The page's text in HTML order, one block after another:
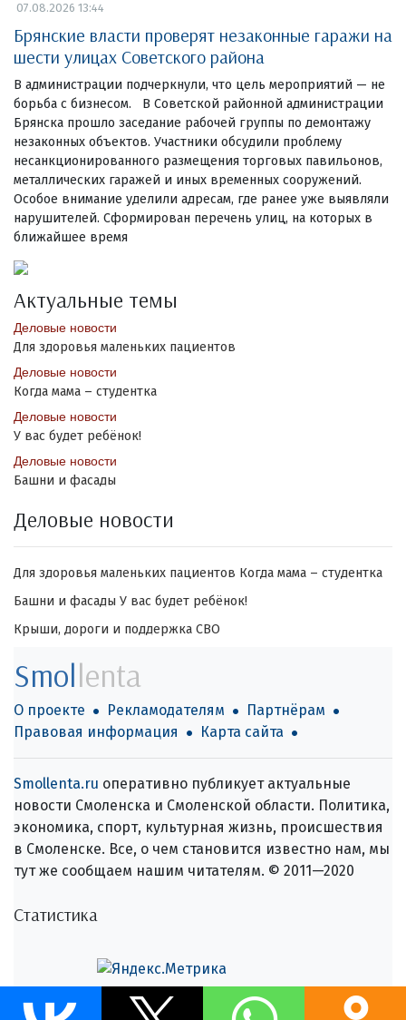
07.08.2026 13:44
Брянские власти проверят незаконные гаражи на
шести улицах Советского района
В администрации подчеркнули, что цель мероприятий — не
борьба с бизнесом. В Советской районной администрации
Брянска прошло заседание рабочей группы по демонтажу
незаконных объектов. Участники обсудили проблему
несанкционированного размещения торговых павильонов,
металлических гаражей и иных временных сооружений.
Особое внимание уделили адресам, где ранее уже выявляли
нарушителей. Сформирован перечень улиц, на которых в
ближайшее время
Актуальные темы
Деловые новости
Для здоровья маленьких пациентов
Деловые новости
Когда мама – студентка
Деловые новости
У вас будет ребёнок!
Деловые новости
Башни и фасады
Деловые новости
Для здоровья маленьких пациентов Когда мама – студентка
Башни и фасады У вас будет ребёнок!
Крыши, дороги и поддержка СВО
Smollenta
О проекте Рекламодателям
Партнёрам
Правовая информация
Карта сайта
Smollenta.ru оперативно публикует актуальные
новости Смоленска и Смоленской области. Политика,
экономика, спорт, культурная жизнь, происшествия
в Смоленске. Все, о чем становится известно нам, мы
тут же сообщаем нашим читателям. © 2011—2020
Статистика